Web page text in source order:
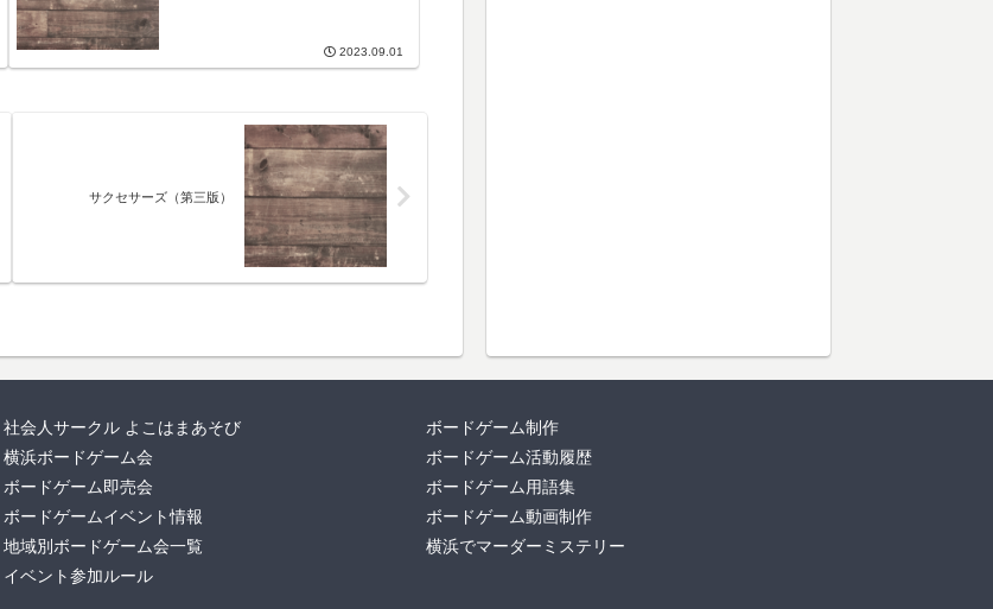
2023.09.01
サクセサーズ（第三版）
社会人サークル よこはまあそび
横浜ボードゲーム会
ボードゲーム即売会
ボードゲームイベント情報
地域別ボードゲーム会一覧
イベント参加ルール
ボードゲーム制作
ボードゲーム活動履歴
ボードゲーム用語集
ボードゲーム動画制作
横浜でマーダーミステリー